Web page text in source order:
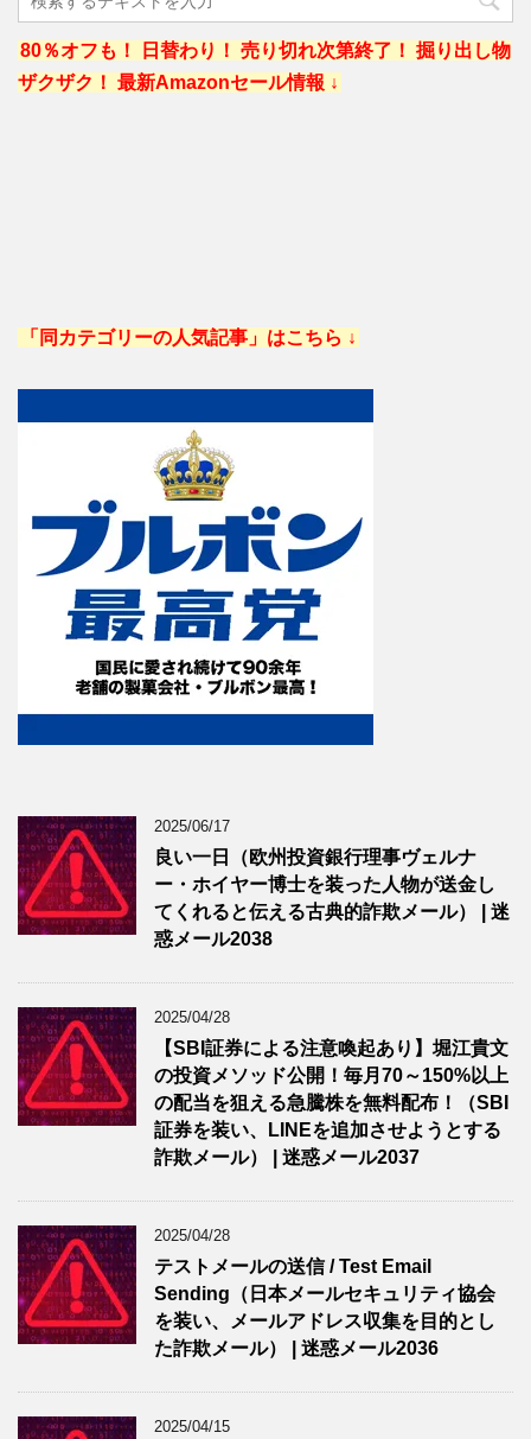
80％オフも！ 日替わり！ 売り切れ次第終了！ 掘り出し物
ザクザク！ 最新Amazonセール情報 ↓
「同カテゴリーの人気記事」はこちら ↓
2025/06/17
良い一日（欧州投資銀行理事ヴェルナ
ー・ホイヤー博士を装った人物が送金し
てくれると伝える古典的詐欺メール） | 迷
惑メール2038
2025/04/28
【SBI証券による注意喚起あり】堀江貴文
の投資メソッド公開！毎月70～150%以上
の配当を狙える急騰株を無料配布！（SBI
証券を装い、LINEを追加させようとする
詐欺メール） | 迷惑メール2037
2025/04/28
テストメールの送信 / Test Email
Sending（日本メールセキュリティ協会
を装い、メールアドレス収集を目的とし
た詐欺メール） | 迷惑メール2036
2025/04/15